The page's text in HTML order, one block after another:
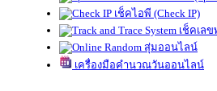
เช็คไอพี (Check IP)
เช็คเล
สุ่มออนไลน์
เครื่องมือคำนวณวันออนไลน์